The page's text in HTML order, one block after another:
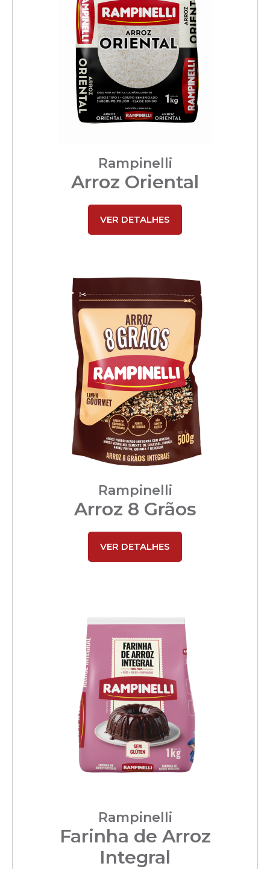
Rampinelli
Arroz Oriental
VER DETALHES
Rampinelli
Arroz 8 Grãos
VER DETALHES
Rampinelli
Farinha de Arroz
Integral